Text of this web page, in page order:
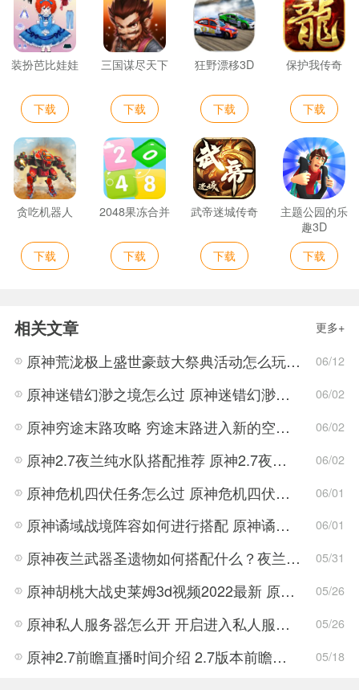
装扮芭比娃娃
下载
三国谋尽天下
下载
狂野漂移3D
下载
保护我传奇
下载
贪吃机器人
下载
2048果冻合并
下载
武帝迷城传奇
下载
主题公园的乐
趣3D
下载
相关文章 更多+
原神荒泷极上盛世豪鼓大祭典活动怎么玩 荒泷极上盛世豪鼓大祭典活动指南 06/12
原神迷错幻渺之境怎么过 原神迷错幻渺之境通关攻略 06/02
原神穷途末路攻略 穷途末路进入新的空间任务解密流程 06/02
原神2.7夜兰纯水队搭配推荐 原神2.7夜兰纯水队搭配方法 06/02
原神危机四伏任务怎么过 原神危机四伏解密技巧 06/01
原神谲域战境阵容如何进行搭配 原神谲域战境阵容推荐 06/01
原神夜兰武器圣遗物如何搭配什么？夜兰武器圣遗物搭配推荐攻略 05/31
原神胡桃大战史莱姆3d视频2022最新 原神胡桃大战史莱姆3d视频完整版 05/26
原神私人服务器怎么开 开启进入私人服务器详细介绍 05/26
原神2.7前瞻直播时间介绍 2.7版本前瞻直播时间一览 05/18